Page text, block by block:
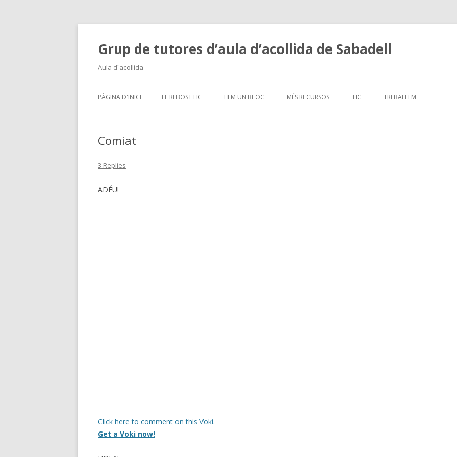
Grup de tutores d’aula d’acollida de Sabadell
Aula d´acollida
PÀGINA D'INICI EL REBOST LIC FEM UN BLOC MÉS RECURSOS TIC TREBALLEM
Comiat
3 Replies
ADÉU!
Click here to comment on this Voki.
Get a Voki now!